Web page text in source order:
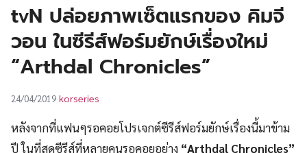
tvN ปล่อยภาพเซ็ตแรกของ คิมจี
วอน ในซีรีส์ฟอร์มยักษ์เรื่องใหม่
“Arthdal Chronicles”
24/04/2019 korseries
หลังจากที่แฟนๆรอคอยโปรเจกต์ซีรีส์ฟอร์มยักษ์เรื่องนี้มาข้าม
ปี ในที่สุดซีรีส์ที่หลายคนรอคอยอย่าง “Arthdal Chronicles”